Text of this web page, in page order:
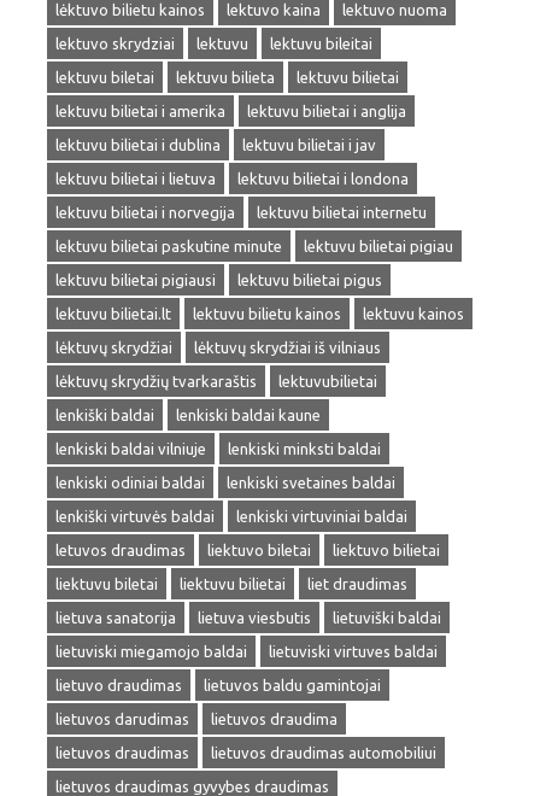
lėktuvo bilietu kainos
lektuvo kaina
lektuvo nuoma
lektuvo skrydziai
lektuvu
lektuvu bileitai
lektuvu biletai
lektuvu bilieta
lektuvu bilietai
lektuvu bilietai i amerika
lektuvu bilietai i anglija
lektuvu bilietai i dublina
lektuvu bilietai i jav
lektuvu bilietai i lietuva
lektuvu bilietai i londona
lektuvu bilietai i norvegija
lektuvu bilietai internetu
lektuvu bilietai paskutine minute
lektuvu bilietai pigiau
lektuvu bilietai pigiausi
lektuvu bilietai pigus
lektuvu bilietai.lt
lektuvu bilietu kainos
lektuvu kainos
lėktuvų skrydžiai
lėktuvų skrydžiai iš vilniaus
lėktuvų skrydžių tvarkaraštis
lektuvubilietai
lenkiški baldai
lenkiski baldai kaune
lenkiski baldai vilniuje
lenkiski minksti baldai
lenkiski odiniai baldai
lenkiski svetaines baldai
lenkiški virtuvės baldai
lenkiski virtuviniai baldai
letuvos draudimas
liektuvo biletai
liektuvo bilietai
liektuvu biletai
liektuvu bilietai
liet draudimas
lietuva sanatorija
lietuva viesbutis
lietuviški baldai
lietuviski miegamojo baldai
lietuviski virtuves baldai
lietuvo draudimas
lietuvos baldu gamintojai
lietuvos darudimas
lietuvos draudima
lietuvos draudimas
lietuvos draudimas automobiliui
lietuvos draudimas gyvybes draudimas